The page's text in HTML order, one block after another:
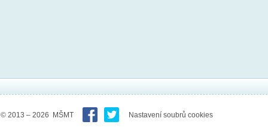
© 2013 – 2026 MŠMT Nastavení soubrů cookies